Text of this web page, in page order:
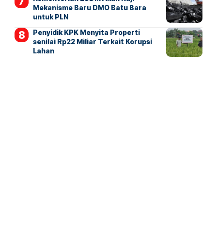
Mekanisme Baru DMO Batu Bara
untuk PLN
Penyidik KPK Menyita Properti
senilai Rp22 Miliar Terkait Korupsi
Lahan